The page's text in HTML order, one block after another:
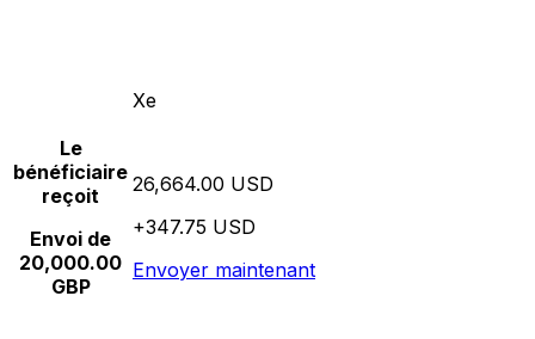
Xe
Le
bénéficiaire
reçoit
Envoi de
20,000.00
GBP
26,664.00 USD
+347.75 USD
Envoyer maintenant